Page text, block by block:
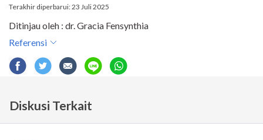
Terakhir diperbarui: 23 Juli 2025